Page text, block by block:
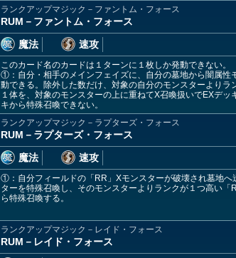
ランクアップマジック－ファントム・フォース
RUM－ファントム・フォース
魔法
速攻
このカード名のカードは１ターンに１枚しか発動できない。
①：自分・相手のメインフェイズに、自分の墓地から闇属性
動できる。除外した数だけ、対象の自分のモンスターより
１体を、対象のモンスターの上に重ねてX召喚扱いでEXデ
キから特殊召喚できない。
ランクアップマジック－ラプターズ・フォース
RUM－ラプターズ・フォース
魔法
速攻
①：自分フィールドの「RR」Xモンスターが破壊され墓地
ターを特殊召喚し、そのモンスターよりランクが１つ高い
ら特殊召喚する。
ランクアップマジック－レイド・フォース
RUM－レイド・フォース